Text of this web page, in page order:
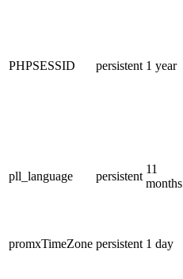
PHPSESSID persistent 1 year
pll_language persistent
11
months
promxTimeZone persistent 1 day